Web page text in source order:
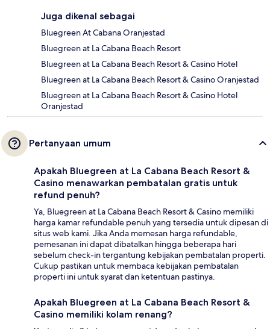
Juga dikenal sebagai
Bluegreen At Cabana Oranjestad
Bluegreen at La Cabana Beach Resort
Bluegreen at La Cabana Beach Resort & Casino Hotel
Bluegreen at La Cabana Beach Resort & Casino Oranjestad
Bluegreen at La Cabana Beach Resort & Casino Hotel
Oranjestad
Pertanyaan umum
Apakah Bluegreen at La Cabana Beach Resort &
Casino menawarkan pembatalan gratis untuk
refund penuh?
Ya, Bluegreen at La Cabana Beach Resort & Casino memiliki
harga kamar refundable penuh yang tersedia untuk dipesan di
situs web kami. Jika Anda memesan harga refundable,
pemesanan ini dapat dibatalkan hingga beberapa hari
sebelum check-in tergantung kebijakan pembatalan properti.
Cukup pastikan untuk membaca kebijakan pembatalan
properti ini untuk syarat dan ketentuan pastinya.
Apakah Bluegreen at La Cabana Beach Resort &
Casino memiliki kolam renang?